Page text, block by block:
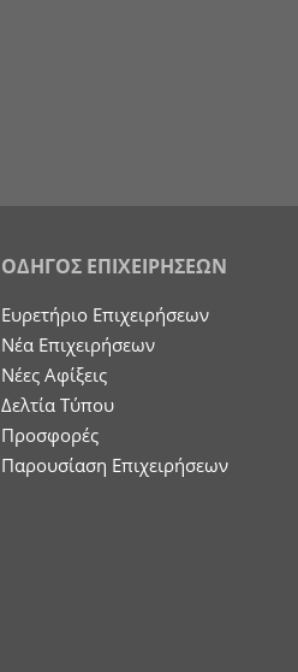
ΟΔΗΓΟΣ ΕΠΙΧΕΙΡΗΣΕΩΝ
Ευρετήριο Επιχειρήσεων
Nέα Επιχειρήσεων
Νέες Αφίξεις
Δελτία Τύπου
Προσφορές
Παρουσίαση Επιχειρήσεων